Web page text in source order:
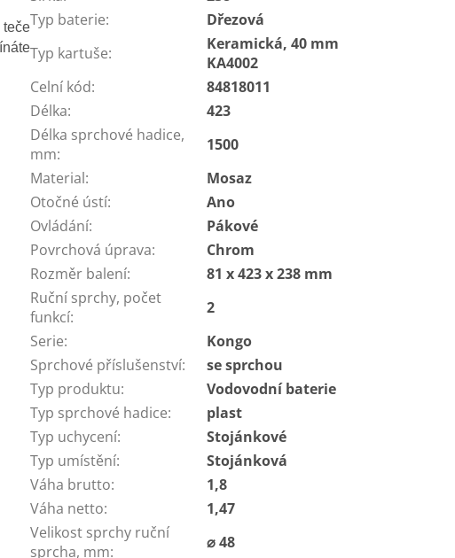
Typ baterie:
Dřezová
Typ kartuše:
Keramická, 40 mm
KA4002
Celní kód:
84818011
Délka:
423
Délka sprchové hadice,
mm:
1500
Material:
Mosaz
Otočné ústí:
Ano
Ovládání:
Pákové
Povrchová úprava:
Chrom
Rozměr balení:
81 x 423 x 238 mm
Ruční sprchy, počet
funkcí:
2
Serie:
Kongo
Sprchové příslušenství:
se sprchou
Typ produktu:
Vodovodní baterie
Typ sprchové hadice:
plast
Typ uchycení:
Stojánkové
Typ umístění:
Stojánková
Váha brutto:
1,8
Váha netto:
1,47
Velikost sprchy ruční
sprcha, mm:
⌀ 48